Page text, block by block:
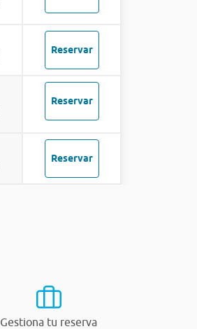
Reservar
Reservar
Reservar
Gestiona tu reserva